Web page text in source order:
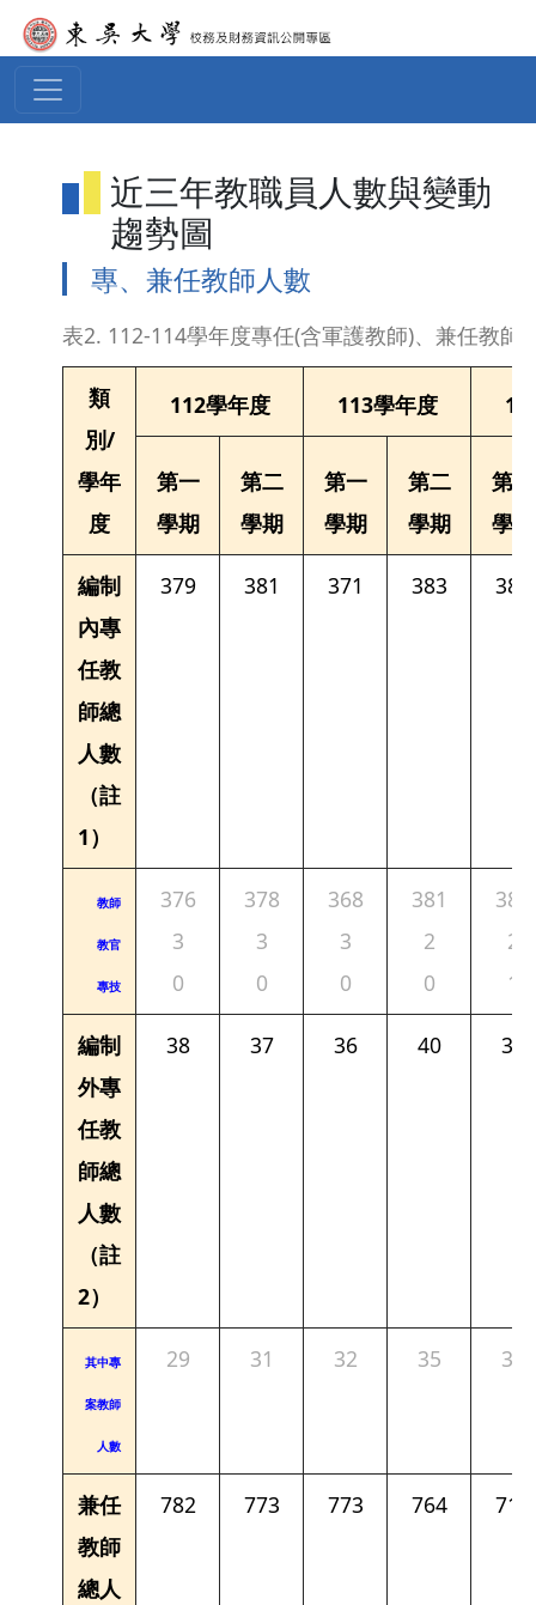
移至主內容
近三年教職員人數與變動
趨勢圖
專、兼任教師人數
表2. 112-114學年度專任(含軍護教師)、兼任教師
類
別/
學年
度
112學年度 113學年度
第一
學期
第二
學期
第一
學期
第二
學期
第一
學期
編制
內專
任教
師總
人數
（註
1）
379 381 371 383 388
教師
教官
專技
376
3
0
378
3
0
368
3
0
381
2
0
385
2
1
編制
外專
任教
師總
人數
（註
2）
38 37 36 40 38
其中專
案教師
人數
29 31 32 35 34
兼任
教師
總人
782 773 773 764 716